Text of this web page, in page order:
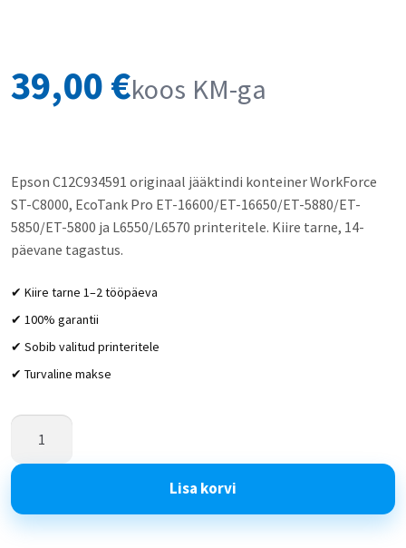
39,00€koos KM-ga
Epson C12C934591 originaal jääktindi konteiner WorkForce
ST-C8000, EcoTank Pro ET-16600/ET-16650/ET-5880/ET-
5850/ET-5800 ja L6550/L6570 printeritele. Kiire tarne, 14-
päevane tagastus.
✔ Kiire tarne 1–2 tööpäeva
✔ 100% garantii
✔ Sobib valitud printeritele
✔ Turvaline makse
Lisa korvi